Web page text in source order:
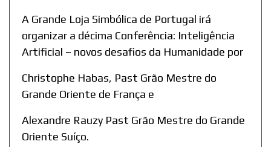
A Grande Loja Simbólica de Portugal irá
organizar a décima Conferência: Inteligência
Artificial – novos desafios da Humanidade por
Christophe Habas, Past Grão Mestre do
Grande Oriente de França e
Alexandre Rauzy Past Grão Mestre do Grande
Oriente Suíço.